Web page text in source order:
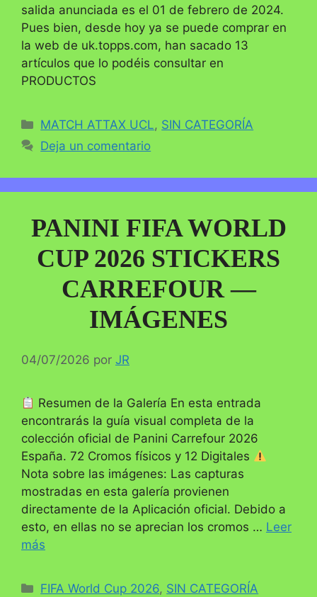
salida anunciada es el 01 de febrero de 2024.
Pues bien, desde hoy ya se puede comprar en
la web de uk.topps.com, han sacado 13
artículos que lo podéis consultar en
PRODUCTOS
Categorías
MATCH ATTAX UCL, SIN CATEGORÍA
Deja un comentario
PANINI FIFA WORLD
CUP 2026 STICKERS
CARREFOUR —
IMÁGENES
04/07/2026 por JR
Resumen de la Galería En esta entrada
encontrarás la guía visual completa de la
colección oficial de Panini Carrefour 2026
España. 72 Cromos físicos y 12 Digitales
Nota sobre las imágenes: Las capturas
mostradas en esta galería provienen
directamente de la Aplicación oficial. Debido a
esto, en ellas no se aprecian los cromos … Leer
más
Categorías
FIFA World Cup 2026, SIN CATEGORÍA